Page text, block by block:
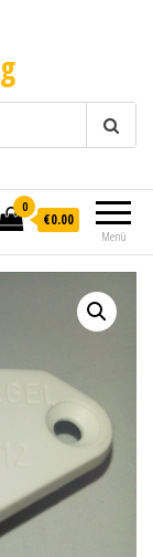
Menü
0
€0.00